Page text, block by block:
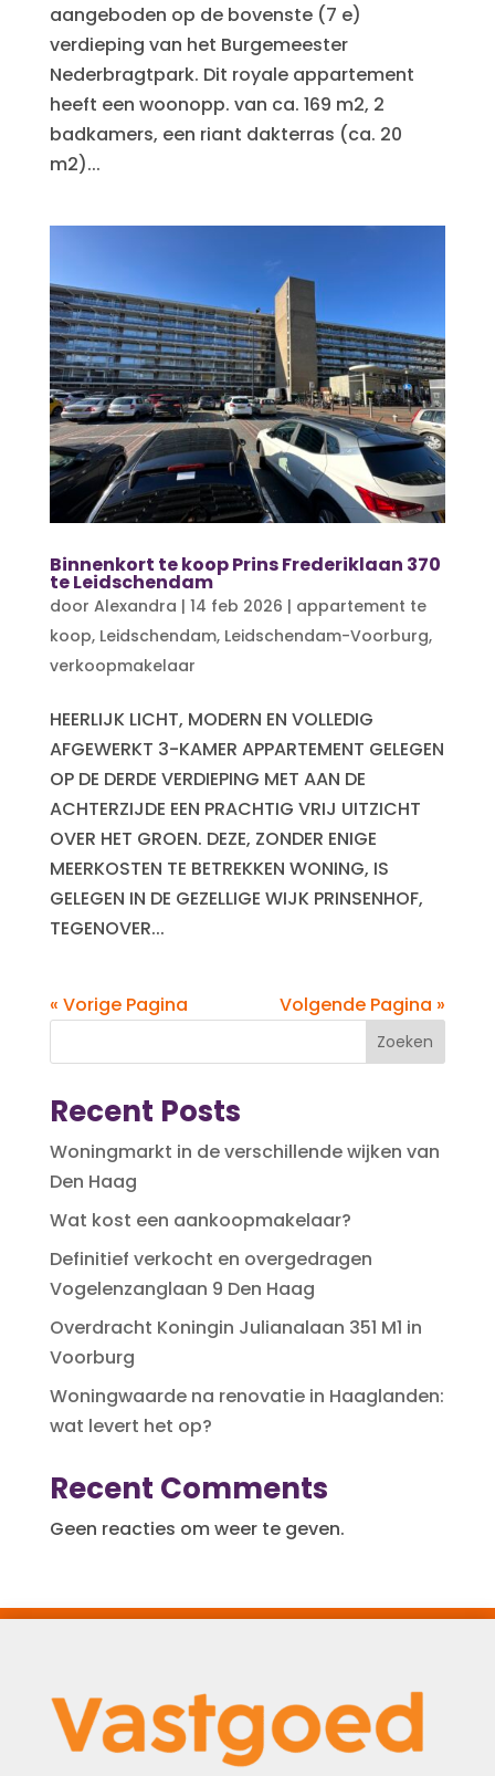
aangeboden op de bovenste (7 e)
verdieping van het Burgemeester
Nederbragtpark. Dit royale appartement
heeft een woonopp. van ca. 169 m2, 2
badkamers, een riant dakterras (ca. 20
m2)...
Binnenkort te koop Prins Frederiklaan 370
te Leidschendam
door Alexandra | 14 feb 2026 | appartement te
koop, Leidschendam, Leidschendam-Voorburg,
verkoopmakelaar
HEERLIJK LICHT, MODERN EN VOLLEDIG
AFGEWERKT 3-KAMER APPARTEMENT GELEGEN
OP DE DERDE VERDIEPING MET AAN DE
ACHTERZIJDE EEN PRACHTIG VRIJ UITZICHT
OVER HET GROEN. DEZE, ZONDER ENIGE
MEERKOSTEN TE BETREKKEN WONING, IS
GELEGEN IN DE GEZELLIGE WIJK PRINSENHOF,
TEGENOVER...
« Vorige Pagina Volgende Pagina »
Zoeken
Recent Posts
Woningmarkt in de verschillende wijken van
Den Haag
Wat kost een aankoopmakelaar?
Definitief verkocht en overgedragen
Vogelenzanglaan 9 Den Haag
Overdracht Koningin Julianalaan 351 M1 in
Voorburg
Woningwaarde na renovatie in Haaglanden:
wat levert het op?
Recent Comments
Geen reacties om weer te geven.